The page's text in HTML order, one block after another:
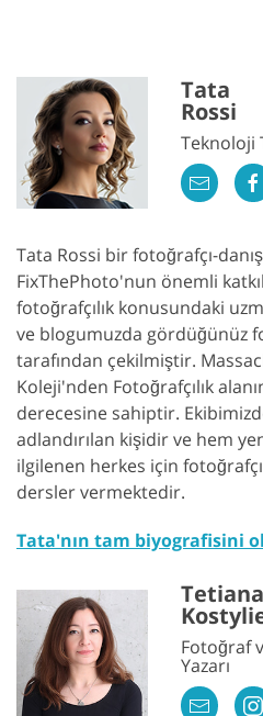
Tata
Rossi
Teknoloji
Tata Rossi bir fotoğrafçı-
FixThePhoto'nun önemli
fotoğrafçılık konusundaki
ve blogumuzda gördüğünüz
tarafından çekilmiştir.
Koleji'nden Fotoğrafçılık
derecesine sahiptir.
adlandırılan kişidir ve hem
ilgilenen herkes için
dersler vermektedir.
Tata'nın tam biyografisini
Tetiana
Fotoğraf
Yazarı